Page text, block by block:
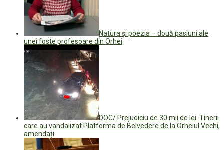
Natura și poezia – două pasiuni ale
unei foste profesoare din Orhei
DOC/ Prejudiciu de 30 mii de lei. Tinerii
care au vandalizat Platforma de Belvedere de la Orheiul Vechi,
amendați